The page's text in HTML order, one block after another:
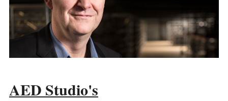
AED Studio's